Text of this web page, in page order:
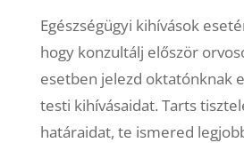
Egészségügyi kihívások
hogy konzultálj először
esetben jelezd oktatónknak
testi kihívásaidat. Tarts
határaidat, te ismered